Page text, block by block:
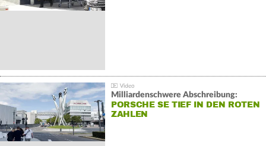
Milliardenschwere Abschreibung:
PORSCHE SE TIEF IN DEN ROTEN
ZAHLEN